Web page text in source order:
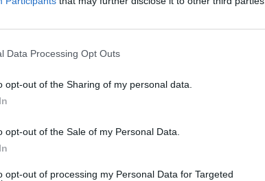
Data Processing Opt Outs
opt-out of the Sharing of my personal data.
opt-out of the Sale of my Personal Data.
opt-out of processing my Personal Data for Targeted
Britannia, Horvátország, Hollandia
– Divízió II/A
2027. január 11–17.
Hollandia, Törökország
Lettország, Románia
– Divízió II/A
2027. április 4–10.